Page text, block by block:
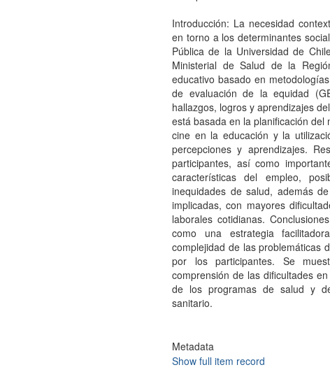
Introducción: La necesidad
en torno a los determinantes
Pública de la Universidad de
Ministerial de Salud de la
educativo basado en
de evaluación de la equidad
hallazgos, logros y aprendizajes
está basada en la planificación
cine en la educación y la
percepciones y aprendizajes.
participantes, así como
características del empleo,
inequidades de salud, además
implicadas, con mayores
laborales cotidianas.
como una estrategia
complejidad de las problemáticas
por los participantes. Se
comprensión de las dificultades
de los programas de salud y
sanitario.
Metadata
Show full item record